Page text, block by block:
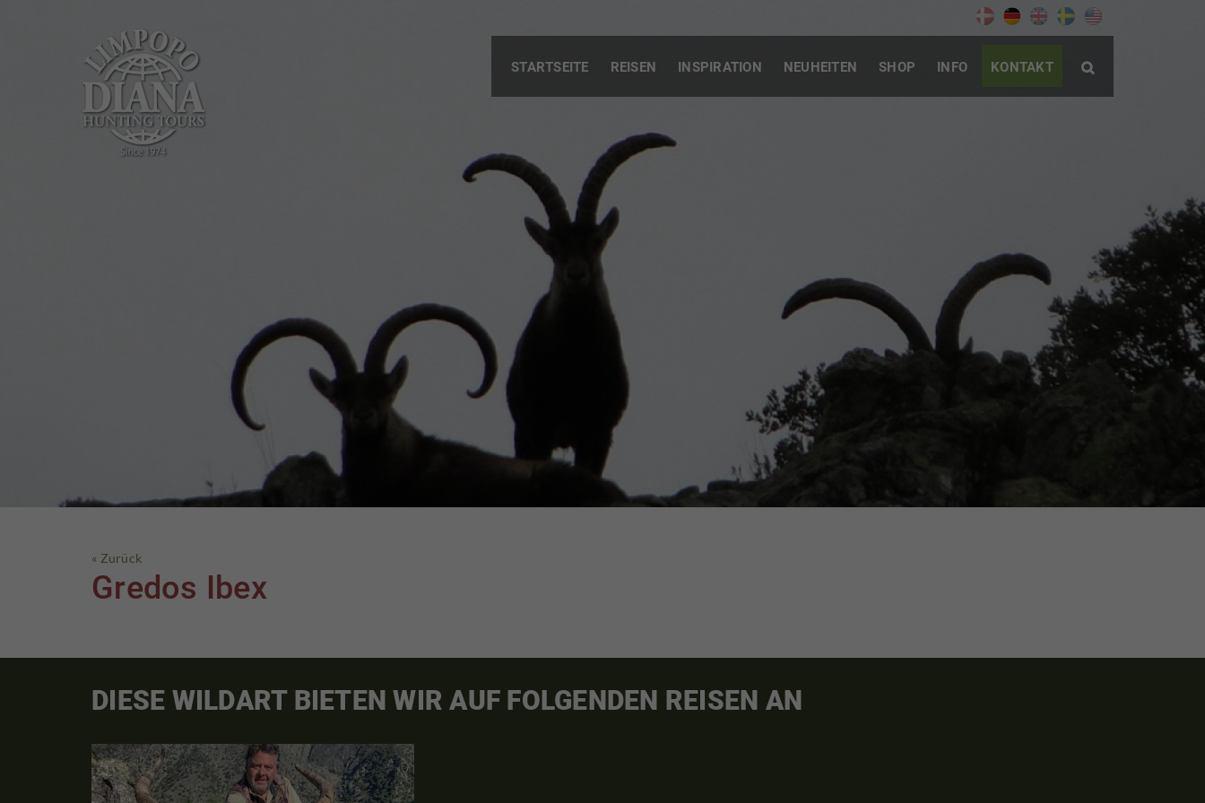
STARTSEITE REISEN INSPIRATION NEUHEITEN SHOP INFO KONTAKT 
« Zurück
Gredos Ibex
DIESE WILDART BIETEN WIR AUF FOLGENDEN REISEN AN